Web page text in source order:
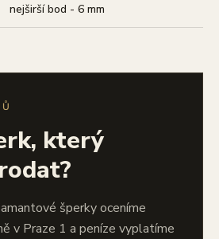
nejširší bod - 6 mm
který
šperky oceníme
v Praze 1 a peníze vyplatíme